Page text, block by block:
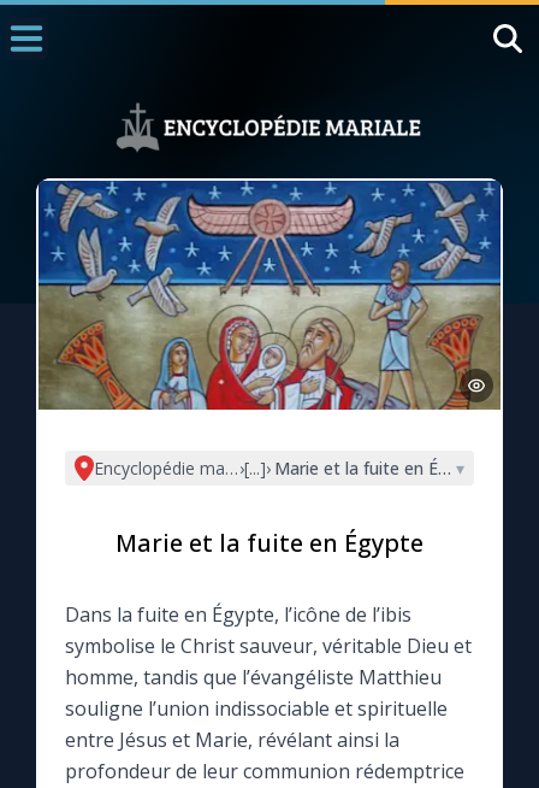
1000 Raisons de Croire
L'actualité de la semaine
La chaîne Youtube
La newsletter
La vidéo de la semaine
Le magazine
Le site internet
Encyclopédie mariale
›[...]› Marie et la fuite en Égypte
▾
Marie et la fuite en Égypte
Dans la fuite en Égypte, l’icône de l’ibis
symbolise le Christ sauveur, véritable Dieu et
homme, tandis que l’évangéliste Matthieu
souligne l’union indissociable et spirituelle
entre Jésus et Marie, révélant ainsi la
profondeur de leur communion rédemptrice